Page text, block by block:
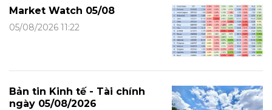
Market Watch 05/08
05/08/2026 11:22
Bản tin Kinh tế - Tài chính
ngày 05/08/2026